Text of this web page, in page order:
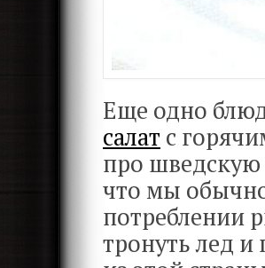
Еще одно
салат с
про шведскую
что мы
потреблении
тронуть лед